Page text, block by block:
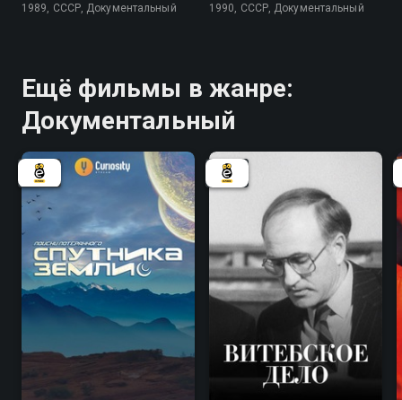
1989, СССР, Документальный 1990, СССР, Документальный
Ещё фильмы в жанре:
Документальный